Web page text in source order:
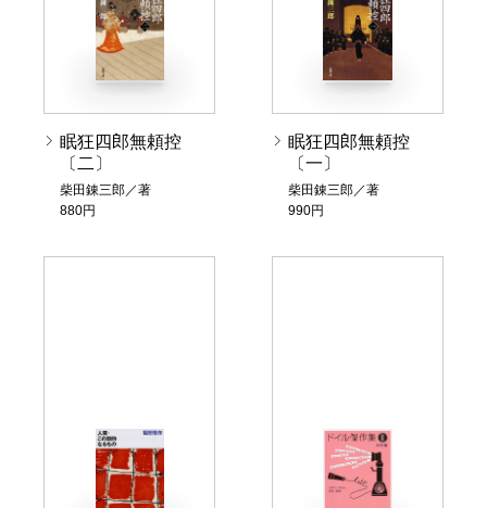
眠狂四郎無頼控
〔二〕
柴田錬三郎／著
880円
眠狂四郎無頼控
〔一〕
柴田錬三郎／著
990円